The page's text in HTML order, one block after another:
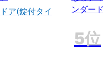
ア(錠付タイ